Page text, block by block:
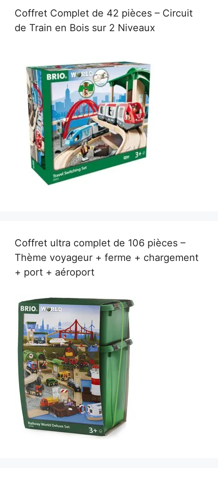
Coffret Complet de 42 pièces – Circuit
de Train en Bois sur 2 Niveaux
Coffret ultra complet de 106 pièces –
Thème voyageur + ferme + chargement
+ port + aéroport